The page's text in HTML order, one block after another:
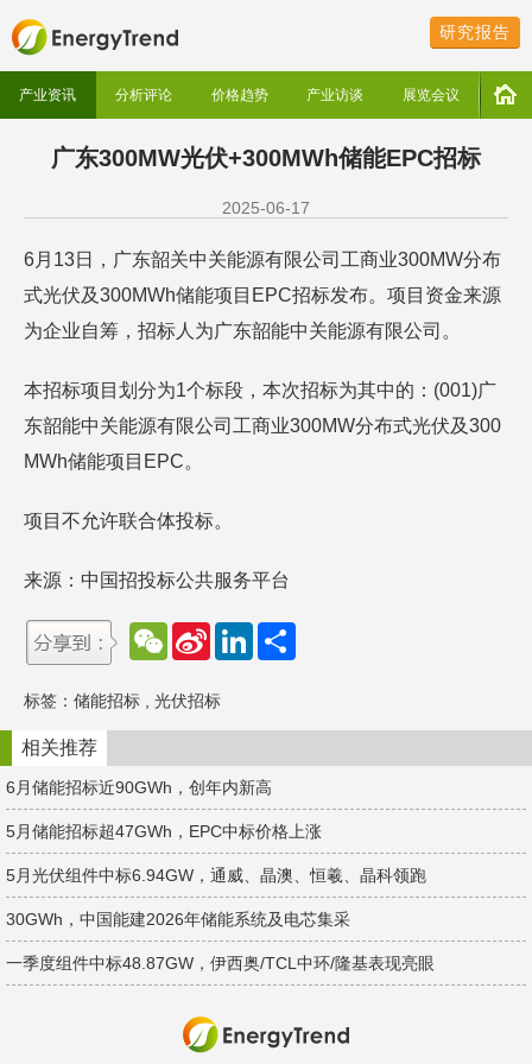
研究报告
产业资讯 分析评论 价格趋势 产业访谈 展览会议
广东300MW光伏+300MWh储能EPC招标
2025-06-17
6月13日，广东韶关中关能源有限公司工商业300MW分布
式光伏及300MWh储能项目EPC招标发布。项目资金来源
为企业自筹，招标人为广东韶能中关能源有限公司。
本招标项目划分为1个标段，本次招标为其中的：(001)广
东韶能中关能源有限公司工商业300MW分布式光伏及300
MWh储能项目EPC。
项目不允许联合体投标。
来源：中国招投标公共服务平台
W
e
a
t
S
W
e
b
o
L
d
n
标签： 储能招标 光伏招标
相关推荐
6月储能招标近90GWh，创年内新高
5月储能招标超47GWh，EPC中标价格上涨
5月光伏组件中标6.94GW，通威、晶澳、恒羲、晶科领跑
30GWh，中国能建2026年储能系统及电芯集采
一季度组件中标48.87GW，伊西奥/TCL中环/隆基表现亮眼